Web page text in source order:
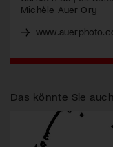
Michèle Auer Ory
Das könnte Sie